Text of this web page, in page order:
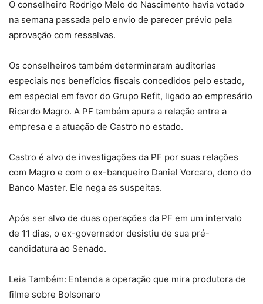
O conselheiro Rodrigo Melo do Nascimento havia votado
na semana passada pelo envio de parecer prévio pela
aprovação com ressalvas.
Os conselheiros também determinaram auditorias
especiais nos benefícios fiscais concedidos pelo estado,
em especial em favor do Grupo Refit, ligado ao empresário
Ricardo Magro. A PF também apura a relação entre a
empresa e a atuação de Castro no estado.
Castro é alvo de investigações da PF por suas relações
com Magro e com o ex-banqueiro Daniel Vorcaro, dono do
Banco Master. Ele nega as suspeitas.
Após ser alvo de duas operações da PF em um intervalo
de 11 dias, o ex-governador desistiu de sua pré-
candidatura ao Senado.
Leia Também: Entenda a operação que mira produtora de
filme sobre Bolsonaro